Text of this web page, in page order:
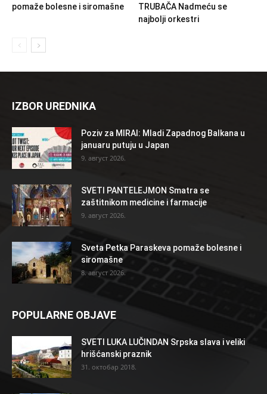
pomaže bolesne i siromašne
TRUBAČA Nadmeću se
najbolji orkestri
IZBOR UREDNIKA
Poziv za MIRAI: Mladi Zapadnog Balkana u
januaru putuju u Japan
9. август 2026.
SVETI PANTELEJMON Smatra se
zaštitnikom medicine i farmacije
9. август 2026.
Sveta Petka Paraskeva pomaže bolesne i
siromašne
8. август 2026.
POPULARNE OBJAVE
SVETI LUKA LUČINDAN Srpska slava i veliki
hrišćanski praznik
31. октобар 2018.